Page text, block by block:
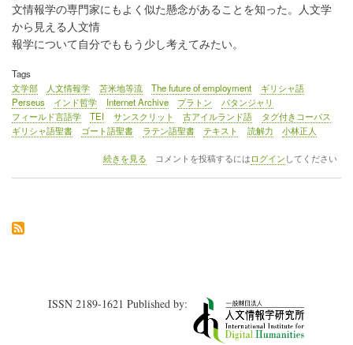
文情報学の専門家にもよく似た懸念があることを知った。人文学
から見える人文情
報学について自分でももう少し考えてみたい。
Tags
文学部
人文情報学 苫米地等流 The future of employment
ギリシャ語
Perseus
インド哲学 Internet Archive プラトン
パタンジャリ
フィールド言語学
TEI サンスクリット 古アイルランド語
タグ付きコーパス
ギリシャ語聖書
ゴート語聖書 ラテン語聖書 テキスト 読解力 小林正人
《巻
た
続きを見る コメントを投稿するには ログイン してください
ISSN 2189-1621 Published by: